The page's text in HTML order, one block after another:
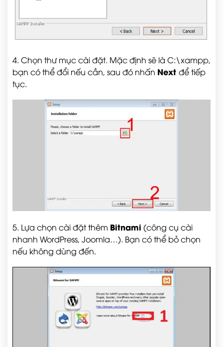
4. Chọn thư mục cài đặt. Mặc định sẽ là C:\xampp,
bạn có thể đổi nếu cần, sau đó nhấn Next để tiếp
tục.
5. Lựa chọn cài đặt thêm Bitnami (công cụ cài
nhanh WordPress, Joomla…). Bạn có thể bỏ chọn
nếu không dùng đến.